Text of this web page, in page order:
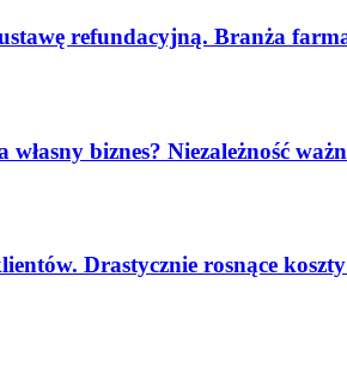
refundacyjną. Branża
biznes? Niezależność
Drastycznie rosnące